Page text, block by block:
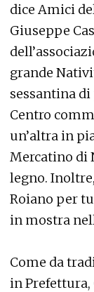
dice Amici
Giuseppe
grande
sessantina
Centro
un’altra in
Mercatino di
legno.
Roiano per
in mostra
Come da
in Prefettura,